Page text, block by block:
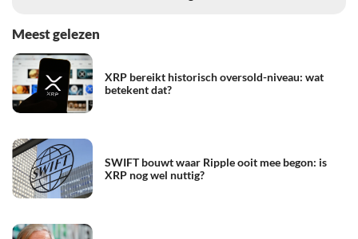
Meest gelezen
XRP bereikt historisch oversold-niveau: wat
betekent dat?
SWIFT bouwt waar Ripple ooit mee begon: is
XRP nog wel nuttig?